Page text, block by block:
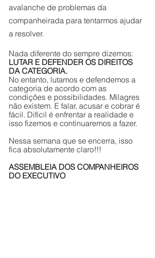
avalanche de problemas da
companheirada para tentarmos ajudar
a resolver.
Nada diferente do sempre dizemos:
LUTAR E DEFENDER OS DIREITOS
DA CATEGORIA.
No entanto, lutamos e defendemos a
categoria de acordo com as
condições e possibilidades. Milagres
não existem. E falar, acusar e cobrar é
fácil. Difícil é enfrentar a realidade e
isso fizemos e continuaremos a fazer.
Nessa semana que se encerra, isso
fica absolutamente claro!!!
ASSEMBLEIA DOS COMPANHEIROS
DO EXECUTIVO